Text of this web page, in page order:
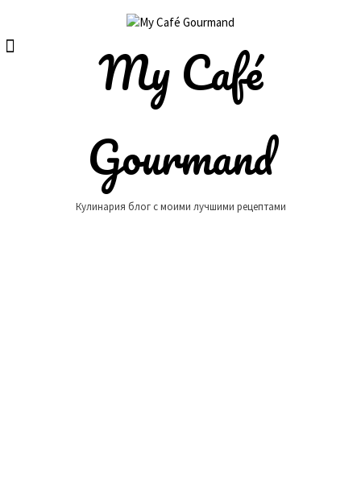
content
My Café
Gourmand
Кулинария блог с моими лучшими рецептами